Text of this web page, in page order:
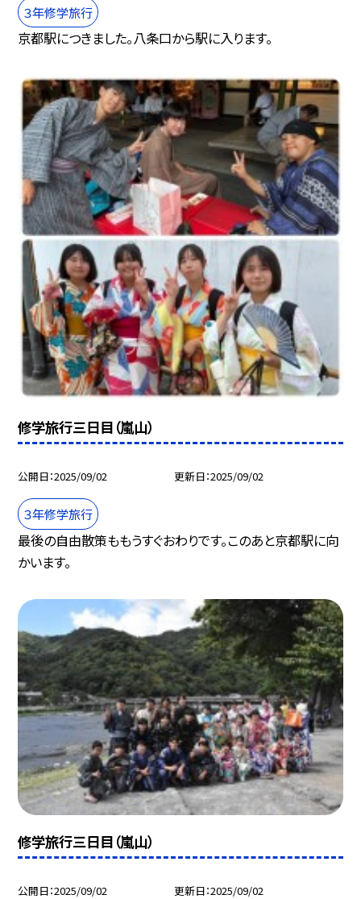
３年修学旅行
京都駅につきました。八条口から駅に入ります。
修学旅行三日目（嵐山）
公開日 2025/09/02 更新日 2025/09/02
３年修学旅行
最後の自由散策ももうすぐおわりです。このあと京都駅に向
かいます。
修学旅行三日目（嵐山）
公開日 2025/09/02 更新日 2025/09/02